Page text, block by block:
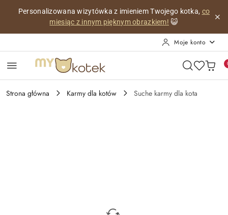
Przejdź do treści głównej
Przejdź do wyszukiwarki
Przejdź do moje konto
Przejdź do menu głównego
Przejdź do opisu produktu
Przejdź do stopki
Personalizowana wizytówka z imieniem Twojego kotka, co
miesiąc z innym pięknym obrazkiem! 😺
Moje konto
Strona główna Karmy dla kotów Suche karmy dla kota